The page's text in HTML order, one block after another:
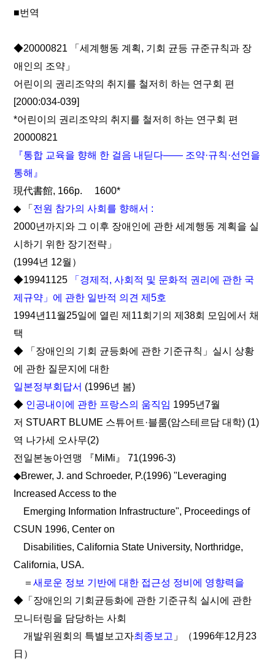
■번역
◆20000821 「세계행동 계획, 기회 균등 규준규칙과 장
애인의 조약」
어린이의 권리조약의 취지를 철저히 하는 연구회 편
[2000:034-039]
*어린이의 권리조약의 취지를 철저히 하는 연구회 편
20000821
『통합 교육을 향해 한 걸음 내딛다―― 조약·규칙·선언을
통해』
現代書館, 166p. 1600*
◆ 「 전원 참가의 사회를 향해서 :
2000년까지와 그 이후 장애인에 관한 세계행동 계획을 실
시하기 위한 장기전략」
(1994년 12월）
◆19941125
「경제적, 사회적 및 문화적 권리에 관한 국
제규약」에 관한 일반적 의견 제5호
1994년11월25일에 열린 제11회기의 제38회 모임에서 채
택
◆ 「장애인의 기회 균등화에 관한 기준규칙」실시 상황
에 관한 질문지에 대한
일본정부회답서 (1996년 봄)
◆ 인공내이에 관한 프랑스의 움직임 1995년7월
저 STUART BLUME 스튜어트·블룸(암스테르담 대학) (1)
역 나가세 오사무(2)
전일본농아연맹 『MiMi』 71(1996-3)
◆Brewer, J. and Schroeder, P.(1996) "Leveraging
Increased Access to the
Emerging Information Infrastructure", Proceedings of
CSUN 1996, Center on
Disabilities, California State University, Northridge,
California, USA.
＝새로운 정보 기반에 대한 접근성 정비에 영향력을
◆「장애인의 기회균등화에 관한 기준규칙 실시에 관한
모니터링을 담당하는 사회
개발위원회의 특별보고자최종보고 」（1996年12月23
日）